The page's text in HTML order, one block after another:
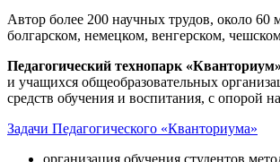
Автор более 200 научных трудов, около
болгарском, немецком, венгерском,
Педагогический технопарк «Кванториум»
и учащихся общеобразовательных
средств обучения и воспитания, с опорой
Задачи Педагогического «Кванториума»
организация обучения студентов